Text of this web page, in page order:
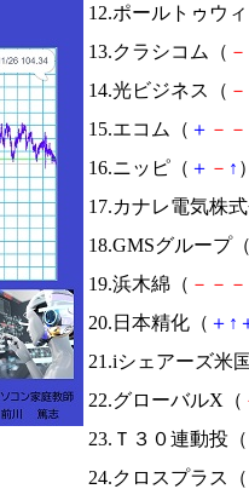
12.ポールトゥウ
13.クラシコム（ －
14.光ビジネス（ －
15.エコム（ ＋ － －
16.ニッピ（ ＋ － ↑
17.カナレ電気株
18.GMSグループ
19.浜木綿（ － － －
20.日本精化（ ＋ ↑
21.iシェアーズ米
22.グローバルX（
23.Ｔ３０連動投（
24.クロスプラス（